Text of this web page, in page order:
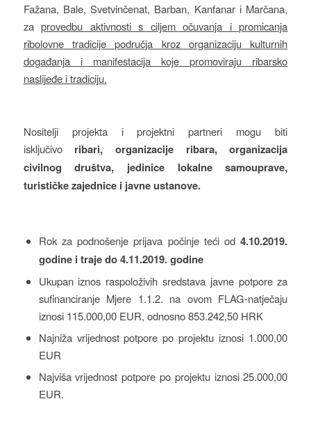
Fažana, Bale, Svetvinčenat, Barban, Kanfanar i Marčana,
zaprovedbu aktivnosti s ciljem očuvanja i promicanja
ribolovne tradicije područja kroz organizaciju kulturnih
događanja i manifestacija koje promoviraju ribarsko
naslijeđe i tradiciju.
Nositelji projekta i projektni partneri mogu biti
isključivo ribari, organizacije ribara, organizacija
civilnog društva, jedinice lokalne samouprave,
turističke zajednice i javne ustanove.
Rok za podnošenje prijava počinje teći od4.10.2019.
godine i traje do 4.11.2019. godine
Ukupan iznos raspoloživih sredstava javne potpore za
sufinanciranje Mjere 1.1.2. na ovom FLAG-natječaju
iznosi 115.000,00 EUR, odnosno 853.242,50 HRK
Najniža vrijednost potpore po projektu iznosi 1.000,00
EUR
Najviša vrijednost potpore po projektu iznosi 25.000,00
EUR.